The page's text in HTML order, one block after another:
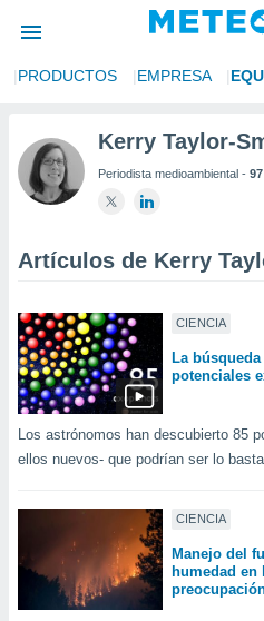
ha
por
que se
las
y
forma
digital
permite
seguir
PRODUCTOS EMPRESA
Kerry Taylor-
Periodista medioambiental -
Artículos de Kerry
CIENCIA
La
potenciales
Los astrónomos han descubierto 85
ellos nuevos- que podrían ser lo
CIENCIA
Manejo del
humedad en